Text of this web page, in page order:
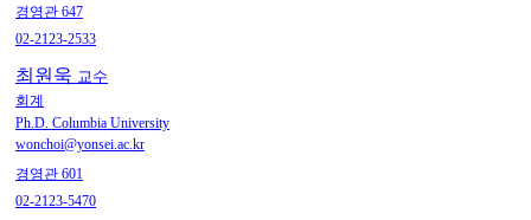
경영관 647
02-2123-2533
최원욱 교수
회계
Ph.D. Columbia University
wonchoi@yonsei.ac.kr
경영관 601
02-2123-5470